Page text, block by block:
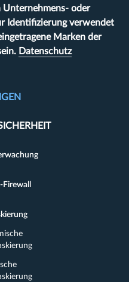
oder
Identifizierung verwendet
Marken der
Datenschutz